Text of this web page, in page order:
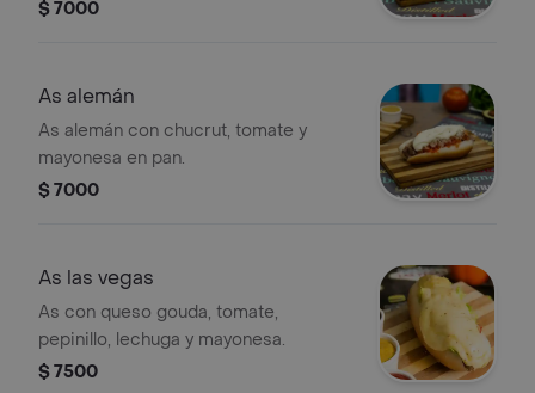
$ 7000
As alemán
As alemán con chucrut, tomate y
mayonesa en pan.
$ 7000
As las vegas
As con queso gouda, tomate,
pepinillo, lechuga y mayonesa.
$ 7500